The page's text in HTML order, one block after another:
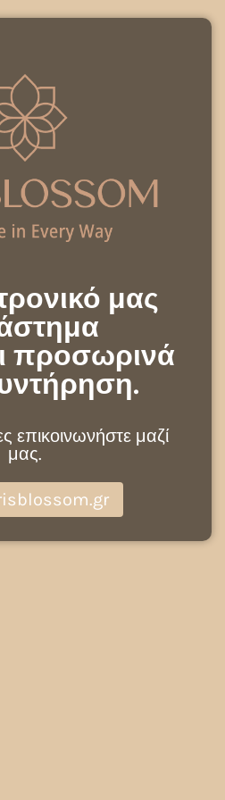
μας
προσωρινά
επικοινωνήστε μαζί
μας.